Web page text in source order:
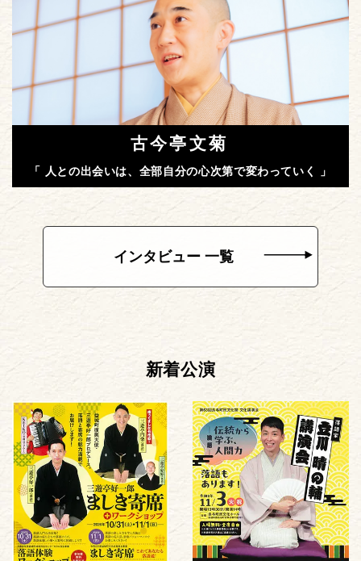
古今亭文菊
「 人との出会いは、全部自分の心次第で変わっていく 」
インタビュー 一覧
新着公演